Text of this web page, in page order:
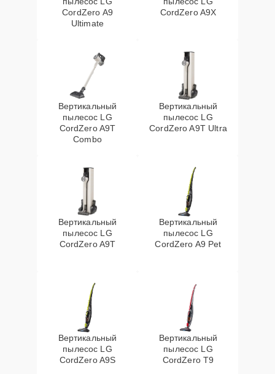
CordZero A9
Ultimate
CordZero A9X
Вертикальный
пылесос LG
CordZero A9T
Combo
Вертикальный
пылесос LG
CordZero A9T Ultra
Вертикальный
пылесос LG
CordZero A9T
Вертикальный
пылесос LG
CordZero A9 Pet
Вертикальный
пылесос LG
CordZero A9S
Вертикальный
пылесос LG
CordZero T9